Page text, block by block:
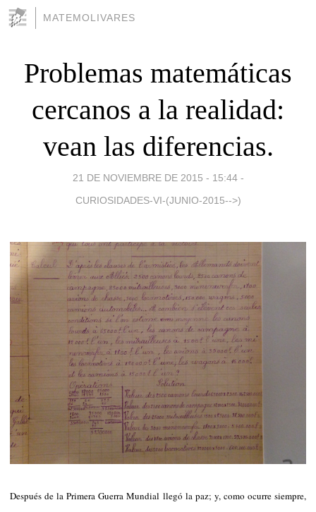
MATEMOLIVARES
Problemas matemáticas
cercanos a la realidad:
vean las diferencias.
21 DE NOVIEMBRE DE 2015 - 15:44 -
CURIOSIDADES-VI-(JUNIO-2015-->)
Después de la Primera Guerra Mundial llegó la paz; y, como ocurre siempre,